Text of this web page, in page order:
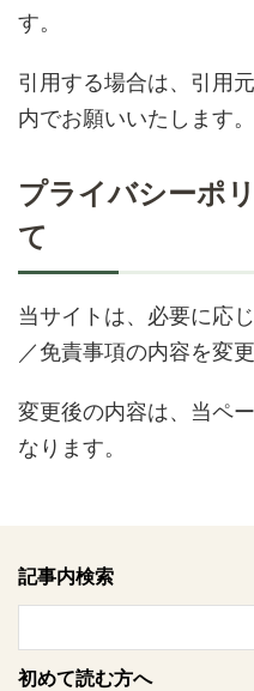
す。
引用する場合は、引用
内でお願いいたします。
プライバシーポ
て
当サイトは、必要に応
／免責事項の内容を変
変更後の内容は、当ペ
なります。
記事内検索
初めて読む方へ